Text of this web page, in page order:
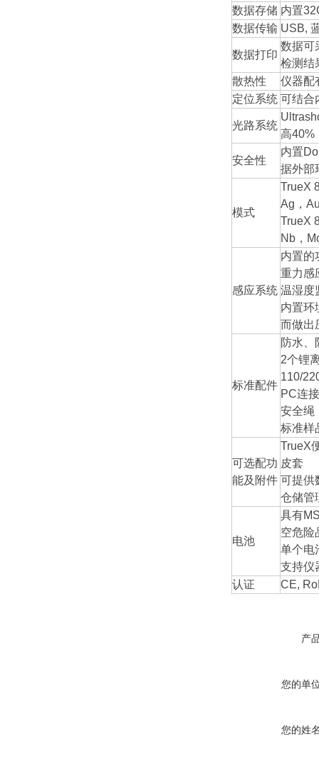
数据存储 内置
数据传输 USB,
数据打印
数据可
检测结
散热性
仪器配
定位系统 可结合
光路系统
高40%
安全性
内置
据外部
模式
TrueX
Ag，
TrueX
Nb，
感应系统
内置的
重力感
温湿度
内置环
而做出
标准配件
防水、
2个锂
110/
PC连
安全绳
标准样
可选配功
能及附件
TrueX
皮套
可提供
仓储管
电池
具有
空危险
单个电
支持仪
认证
CE,
产
您的单
您的姓